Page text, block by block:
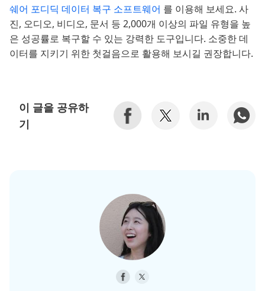
쉐어 포디딕 데이터 복구 소프트웨어 를 이용해 보세요. 사
진, 오디오, 비디오, 문서 등 2,000개 이상의 파일 유형을 높
은 성공률로 복구할 수 있는 강력한 도구입니다. 소중한 데
이터를 지키기 위한 첫걸음으로 활용해 보시길 권장합니다.
이 글을 공유하
기